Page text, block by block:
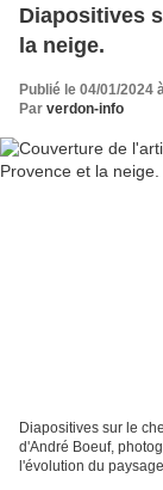
Diapositives
la neige.
Publié le 04/01/2024
Par verdon-info
Diapositives sur le
d'André Boeuf,
l'évolution du